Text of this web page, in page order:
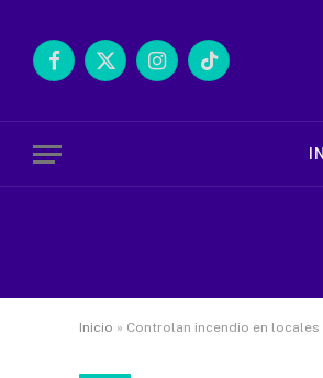
Facebook
X
InstagramTikTok
Inicio » Controlan incendio en